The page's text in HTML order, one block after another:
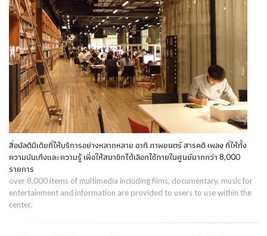
สื่อมัลติมีเดียที่ให้บริการอย่างหลากหลาย อาทิ ภาพยนตร์ สารคดี เพลง ที่ให้ทั้ง
ความบันเทิงและความรู้ เพื่อให้สมาชิกได้เลือกใช้ภายในศูนย์มากกว่า 8,000
รายการ
over 8,000 items of multimedia including films, documentary, music for
entertainment and information are provided to users to use within the
center.